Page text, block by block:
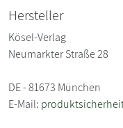
Hersteller
Kösel-Verlag
Neumarkter Straße 28
DE - 81673 München
E-Mail: